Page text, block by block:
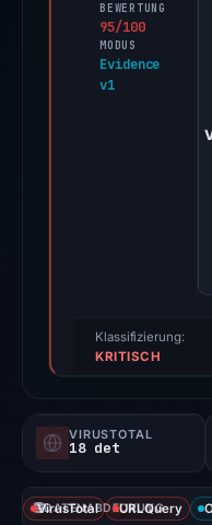
BEWERTUNG
95/100
MODUS
Evidence
v1
4,
Klassifizierung:
KRITISCH
VIRUSTOTAL
18 det
DATENABDECKUNG
VirusTotal URLQuery